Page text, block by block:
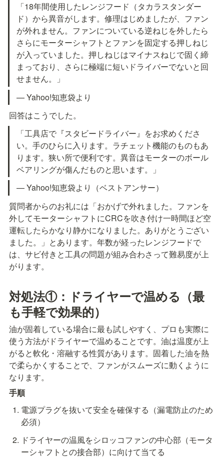
「18年間使用したレンジフード（タカラスタンダー
ド）から異音がします。修理はじめましたが、ファン
が外れません。ファンについている逆ねじを外したら
さらにモーターシャフトとファンを固定する押しねじ
が入っていました。押しねじはマイナスねじで固く締
まっており、さらに極端に短いドライバーでないと回
せません。」
— Yahoo!知恵袋より
回答はこうでした。
「工具店で『スタビードライバー』をお求めくださ
い。手のひらに入ります。ラチェット機能のものもあ
ります。狭い所で便利です。異音はモーターのボール
ベアリングが傷んだものと思います。」
— Yahoo!知恵袋より（ベストアンサー）
質問者からのお礼には「おかげで外れました。ファンを
外してモーターシャフトにCRCを吹き付け一時間ほど空
運転したらかなり静かになりました。ありがとうござい
ました。」とあります。年数が経ったレンジフードで
は、サビ付きと工具の問題が組み合わさって難易度が上
がります。
対処法①：ドライヤーで温める（最
も手軽で効果的）
油が固着している場合に最も試しやすく、プロも実際に
使う方法がドライヤーで温めることです。油は温度が上
がると軟化・溶融する性質があります。固着した油を熱
で柔らかくすることで、ファンがスムーズに動くように
なります。
手順
電源プラグを抜いて安全を確保する（漏電防止のため
必須）
ドライヤーの温風をシロッコファンの中心部（モータ
ーシャフトとの接合部）に向けて当てる